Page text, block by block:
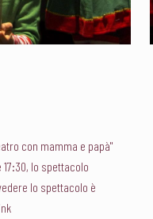
con mamma e papà"
lo spettacolo
lo spettacolo è